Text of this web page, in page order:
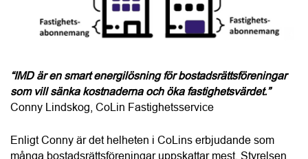
som vill sänka kostnaderna och öka fastighetsvärdet.”
Conny Lindskog, CoLin Fastighetsservice
många bostadsrättsföreningar uppskattar mest. Styrelsen
får en tydlig och trygg process från kostnadsfri projektering
och teknisk analys till ekonomisk kalkyl, installation,
kunder återkommer också med nya uppdrag, antingen för
fler fastigheter i det egna beståndet eller genom